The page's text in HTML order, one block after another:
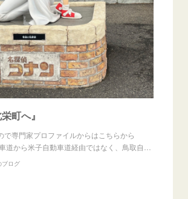
町へ』
で専門家プロファイルからはこちらから
道から米子自動車道経由ではなく、鳥取自…
ブログ